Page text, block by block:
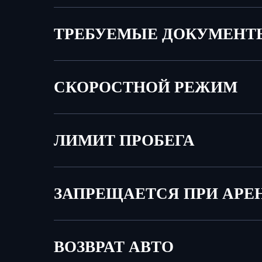
ТРЕБУЕМЫЕ
СКОРОСТНОЙ РЕЖИМ
ЛИМИТ ПРОБЕГА
ЗАПРЕЩАЕТСЯ ПРИ
ВОЗВРАТ АВТО